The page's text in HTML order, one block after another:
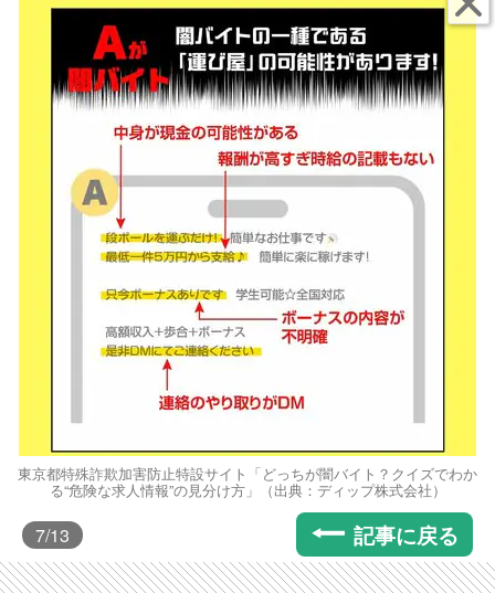
東京都特殊詐欺加害防止特設サイト「どっちが闇バイト？クイズでわか
る“危険な求人情報”の見分け方」（出典：ディップ株式会社）
7/13 記事に戻る